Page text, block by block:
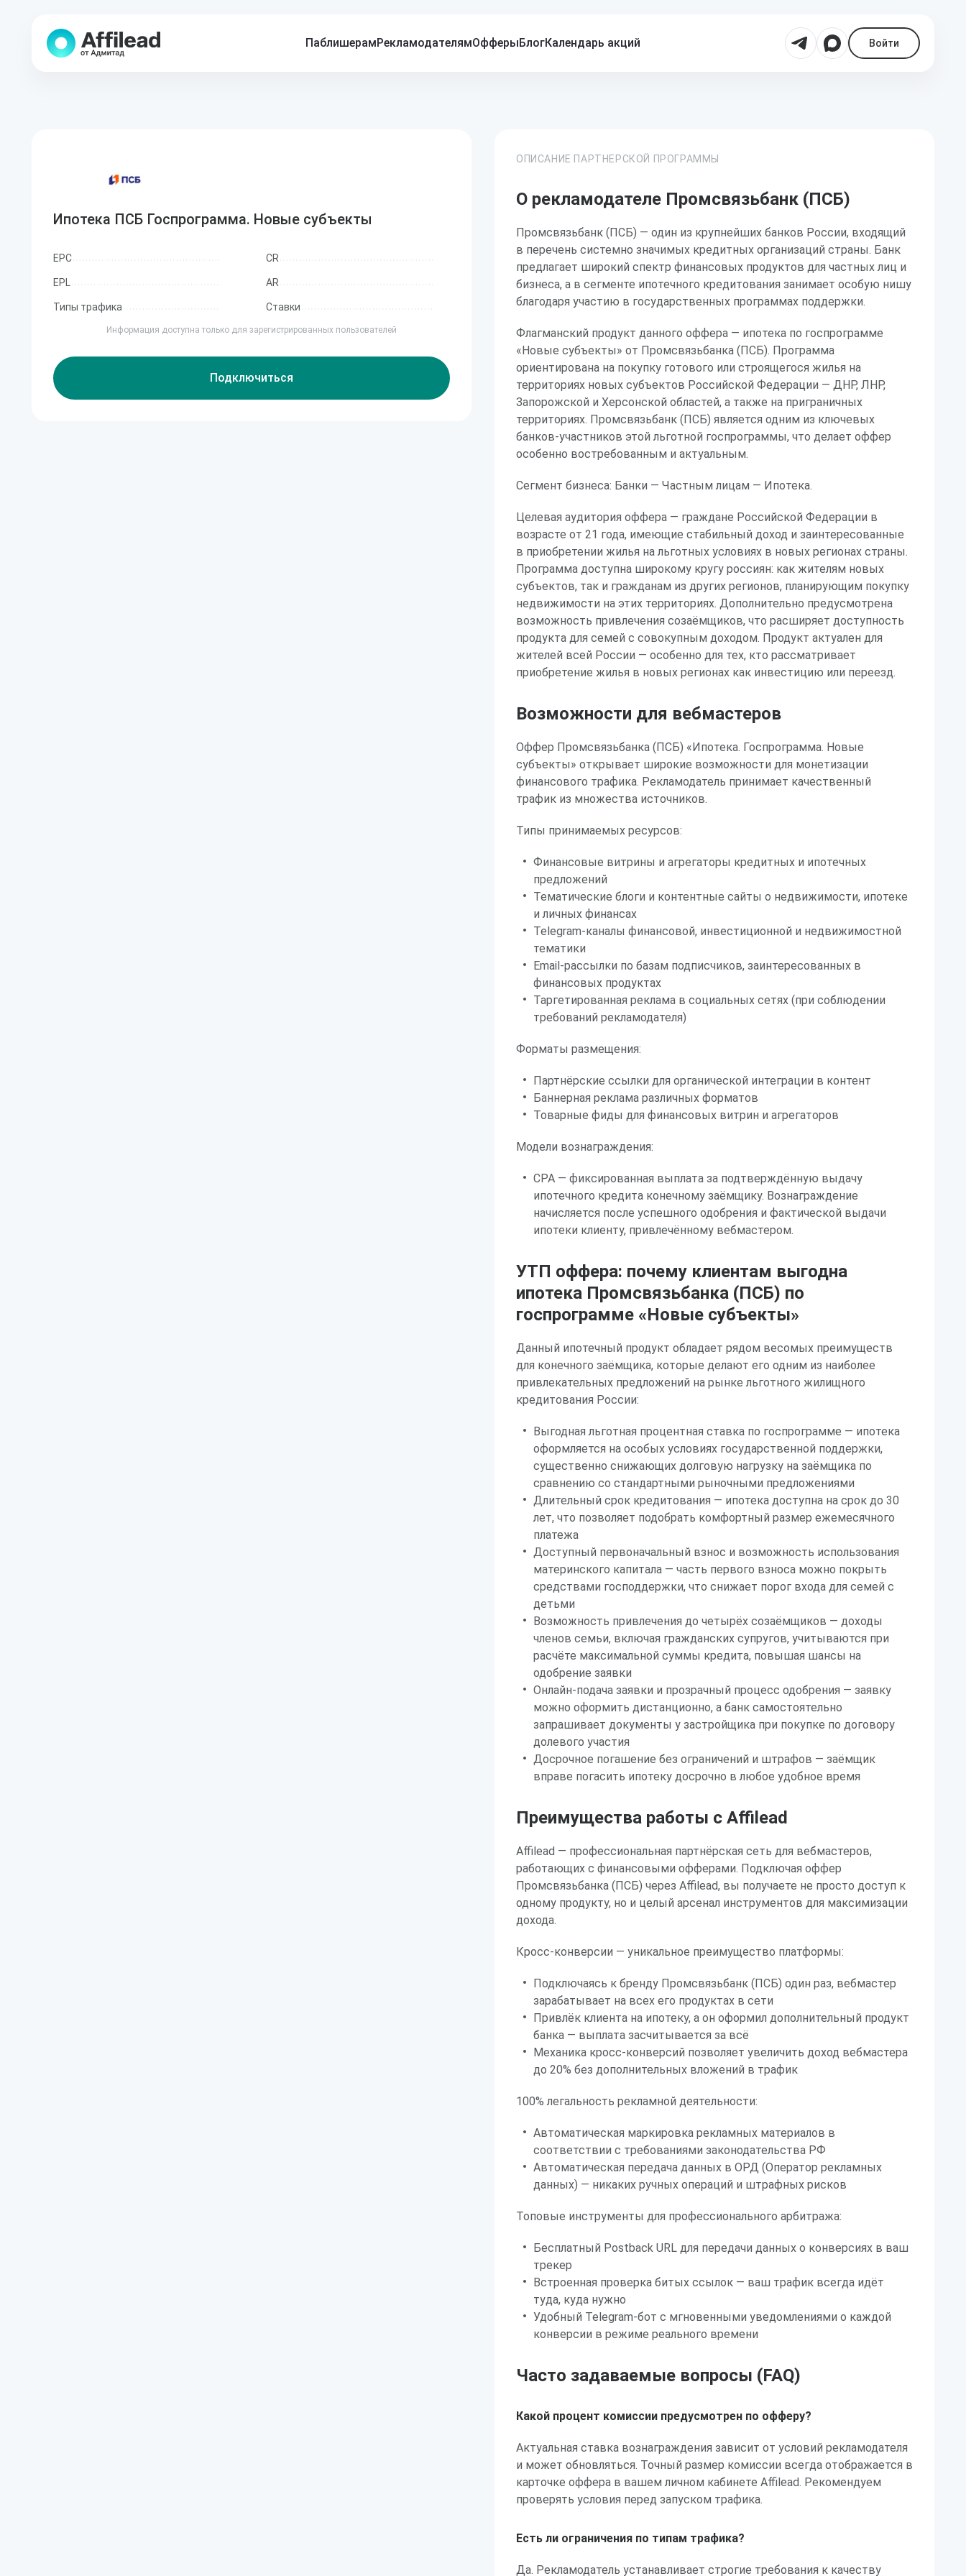
ПаблишерамРекламодателямОфферыБлогКалендарь акций Войти
Ипотека ПСБ Госпрограмма. Новые субъекты
EPC CR
EPL AR
Типы трафика Ставки
Информация доступна только для зарегистрированных пользователей
Подключиться
ОПИСАНИЕ ПАРТНЕРСКОЙ ПРОГРАММЫ
О рекламодателе Промсвязьбанк (ПСБ)
Промсвязьбанк (ПСБ) — один из крупнейших банков России, входящий
в перечень системно значимых кредитных организаций страны. Банк
предлагает широкий спектр финансовых продуктов для частных лиц и
бизнеса, а в сегменте ипотечного кредитования занимает особую нишу
благодаря участию в государственных программах поддержки.
Флагманский продукт данного оффера — ипотека по госпрограмме
«Новые субъекты» от Промсвязьбанка (ПСБ). Программа
ориентирована на покупку готового или строящегося жилья на
территориях новых субъектов Российской Федерации — ДНР, ЛНР,
Запорожской и Херсонской областей, а также на приграничных
территориях. Промсвязьбанк (ПСБ) является одним из ключевых
банков-участников этой льготной госпрограммы, что делает оффер
особенно востребованным и актуальным.
Сегмент бизнеса: Банки — Частным лицам — Ипотека.
Целевая аудитория оффера — граждане Российской Федерации в
возрасте от 21 года, имеющие стабильный доход и заинтересованные
в приобретении жилья на льготных условиях в новых регионах страны.
Программа доступна широкому кругу россиян: как жителям новых
субъектов, так и гражданам из других регионов, планирующим покупку
недвижимости на этих территориях. Дополнительно предусмотрена
возможность привлечения созаёмщиков, что расширяет доступность
продукта для семей с совокупным доходом. Продукт актуален для
жителей всей России — особенно для тех, кто рассматривает
приобретение жилья в новых регионах как инвестицию или переезд.
Возможности для вебмастеров
Оффер Промсвязьбанка (ПСБ) «Ипотека. Госпрограмма. Новые
субъекты» открывает широкие возможности для монетизации
финансового трафика. Рекламодатель принимает качественный
трафик из множества источников.
Типы принимаемых ресурсов:
Финансовые витрины и агрегаторы кредитных и ипотечных
предложений
Тематические блоги и контентные сайты о недвижимости, ипотеке
и личных финансах
Telegram-каналы финансовой, инвестиционной и недвижимостной
тематики
Email-рассылки по базам подписчиков, заинтересованных в
финансовых продуктах
Таргетированная реклама в социальных сетях (при соблюдении
требований рекламодателя)
Форматы размещения:
Партнёрские ссылки для органической интеграции в контент
Баннерная реклама различных форматов
Товарные фиды для финансовых витрин и агрегаторов
Модели вознаграждения:
CPA — фиксированная выплата за подтверждённую выдачу
ипотечного кредита конечному заёмщику. Вознаграждение
начисляется после успешного одобрения и фактической выдачи
ипотеки клиенту, привлечённому вебмастером.
УТП оффера: почему клиентам выгодна
ипотека Промсвязьбанка (ПСБ) по
госпрограмме «Новые субъекты»
Данный ипотечный продукт обладает рядом весомых преимуществ
для конечного заёмщика, которые делают его одним из наиболее
привлекательных предложений на рынке льготного жилищного
кредитования России:
Выгодная льготная процентная ставка по госпрограмме — ипотека
оформляется на особых условиях государственной поддержки,
существенно снижающих долговую нагрузку на заёмщика по
сравнению со стандартными рыночными предложениями
Длительный срок кредитования — ипотека доступна на срок до 30
лет, что позволяет подобрать комфортный размер ежемесячного
платежа
Доступный первоначальный взнос и возможность использования
материнского капитала — часть первого взноса можно покрыть
средствами господдержки, что снижает порог входа для семей с
детьми
Возможность привлечения до четырёх созаёмщиков — доходы
членов семьи, включая гражданских супругов, учитываются при
расчёте максимальной суммы кредита, повышая шансы на
одобрение заявки
Онлайн-подача заявки и прозрачный процесс одобрения — заявку
можно оформить дистанционно, а банк самостоятельно
запрашивает документы у застройщика при покупке по договору
долевого участия
Досрочное погашение без ограничений и штрафов — заёмщик
вправе погасить ипотеку досрочно в любое удобное время
Преимущества работы с Affilead
Affilead — профессиональная партнёрская сеть для вебмастеров,
работающих с финансовыми офферами. Подключая оффер
Промсвязьбанка (ПСБ) через Affilead, вы получаете не просто доступ к
одному продукту, но и целый арсенал инструментов для максимизации
дохода.
Кросс-конверсии — уникальное преимущество платформы:
Подключаясь к бренду Промсвязьбанк (ПСБ) один раз, вебмастер
зарабатывает на всех его продуктах в сети
Привлёк клиента на ипотеку, а он оформил дополнительный продукт
банка — выплата засчитывается за всё
Механика кросс-конверсий позволяет увеличить доход вебмастера
до 20% без дополнительных вложений в трафик
100% легальность рекламной деятельности:
Автоматическая маркировка рекламных материалов в
соответствии с требованиями законодательства РФ
Автоматическая передача данных в ОРД (Оператор рекламных
данных) — никаких ручных операций и штрафных рисков
Топовые инструменты для профессионального арбитража:
Бесплатный Postback URL для передачи данных о конверсиях в ваш
трекер
Встроенная проверка битых ссылок — ваш трафик всегда идёт
туда, куда нужно
Удобный Telegram-бот с мгновенными уведомлениями о каждой
конверсии в режиме реального времени
Часто задаваемые вопросы (FAQ)
Какой процент комиссии предусмотрен по офферу?
Актуальная ставка вознаграждения зависит от условий рекламодателя
и может обновляться. Точный размер комиссии всегда отображается в
карточке оффера в вашем личном кабинете Affilead. Рекомендуем
проверять условия перед запуском трафика.
Есть ли ограничения по типам трафика?
Да. Рекламодатель устанавливает строгие требования к качеству